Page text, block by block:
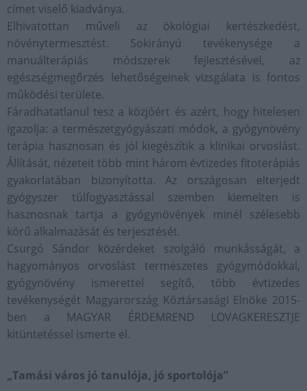
címet viselő kiadványa.
Elhivatottan műveli az ökológiai kertészkedést,
növénytermesztést. Sokirányú tevékenysége a
manuálterápiás módszerek fejlesztésével, az
egészségmegőrzés lehetőségeinek vizsgálata is fontos
működési területe.
Fáradhatatlanul tesz a közjóért és azért, hogy hitelesen
igazolja: a természetgyógyászati módok, a gyógynövény
terápia hasznosan és jól kiegészítik a klinikai orvoslást.
Állítását, nézeteit több mint három évtizedes fitoterápiás
gyakorlatában bizonyította. Az országosan elterjedt
gyógyszer túlfogyasztással szemben kiemelten is
hasznosnak tartja a gyógynövények minél szélesebb
körű alkalmazását és terjesztését.
Csurgó Sándor közérdeket szolgáló munkásságát, a
hagyományos orvoslást természetes gyógymódokkal,
gyógynövény ismerettel segítő, több évtizedes
tevékenységét Magyarország Köztársasági Elnöke 2015-
ben a MAGYAR ÉRDEMREND LOVAGKERESZTJE
kitüntetéssel ismerte el.
„Tamási város jó tanulója, jó sportolója”